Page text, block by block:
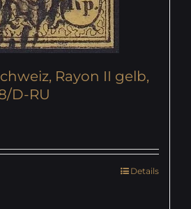
Rayon II gelb,
D-RU
Details